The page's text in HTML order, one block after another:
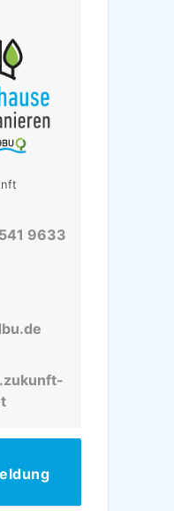
9633